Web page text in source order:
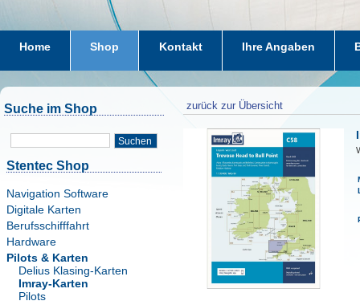
Home Shop Kontakt Ihre Angaben
Suche im Shop
Suchen
Stentec Shop
Navigation Software
Digitale Karten
Berufsschifffahrt
Hardware
Pilots & Karten
Delius Klasing-Karten
Imray-Karten
Pilots
zurück zur Übersicht